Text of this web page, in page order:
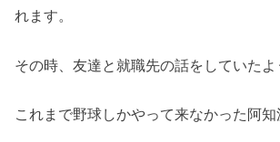
れます。
その時、友達と就職先の話をしていたよ
これまで野球しかやって来なかった阿